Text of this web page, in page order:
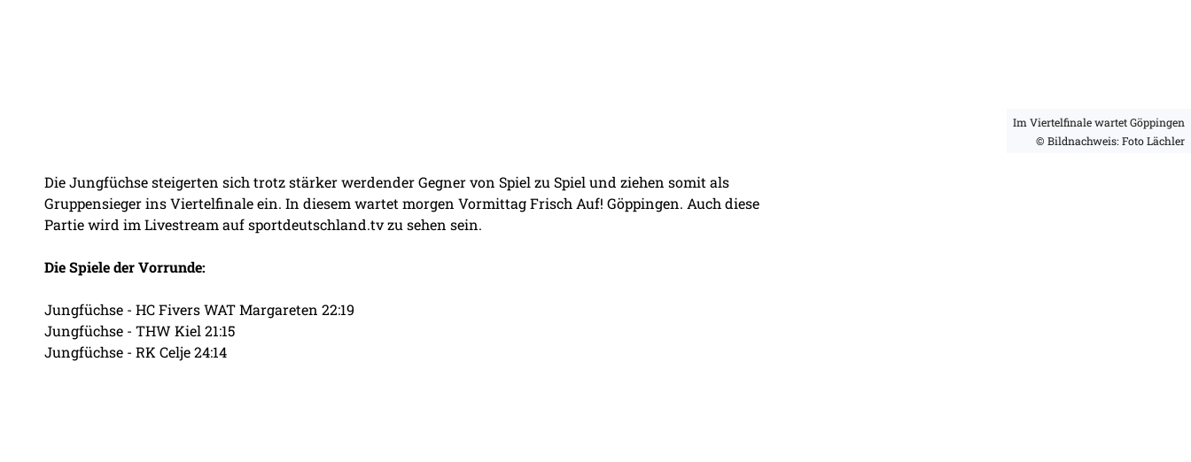
Im Viertelfinale wartet Göppingen
© Bildnachweis: Foto Lächler
Die Jungfüchse steigerten sich trotz stärker werdender Gegner von Spiel zu Spiel und ziehen somit als
Gruppensieger ins Viertelfinale ein. In diesem wartet morgen Vormittag Frisch Auf! Göppingen. Auch diese
Partie wird im Livestream auf sportdeutschland.tv zu sehen sein.
Die Spiele der Vorrunde:
Jungfüchse - HC Fivers WAT Margareten 22:19
Jungfüchse - THW Kiel 21:15
Jungfüchse - RK Celje 24:14